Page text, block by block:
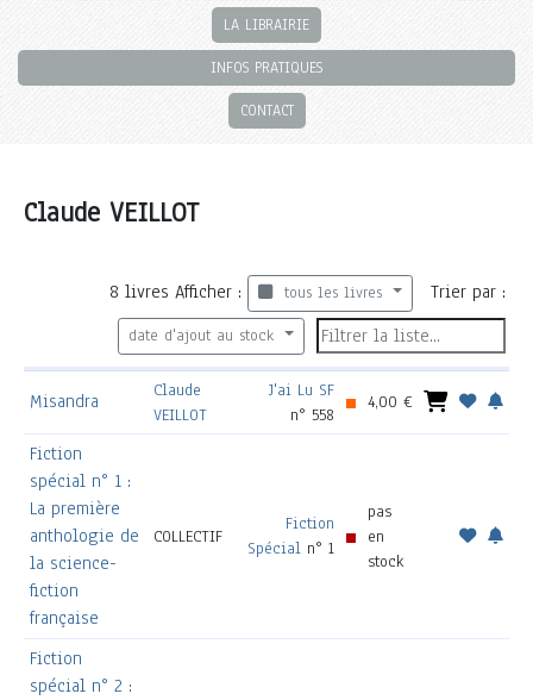
LA LIBRAIRIE
INFOS PRATIQUES
CONTACT
Claude VEILLOT
8 livresAfficher : tous les livres Trier par :
date d'ajout au stock
Misandra
Claude
VEILLOT
J'ai Lu SF
n° 558
4,00 €
Fiction
spécial n° 1 :
La première
anthologie de
la science-
fiction
française
COLLECTIF
Fiction
Spécial n° 1
pas
en
stock
Fiction
spécial n° 2 :